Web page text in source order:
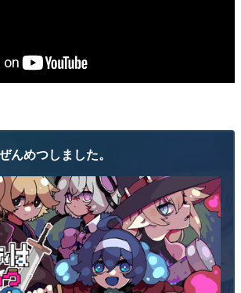
んめつしました。